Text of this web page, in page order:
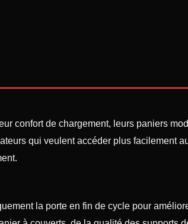
confort de chargement, leurs paniers
qui veulent accéder plus facilement
la porte en fin de cycle pour